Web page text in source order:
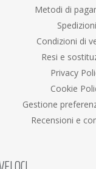
Metodi di
Spedizioni
Condizioni di
Resi e
Privacy
Cookie
Gestione
Recensioni e